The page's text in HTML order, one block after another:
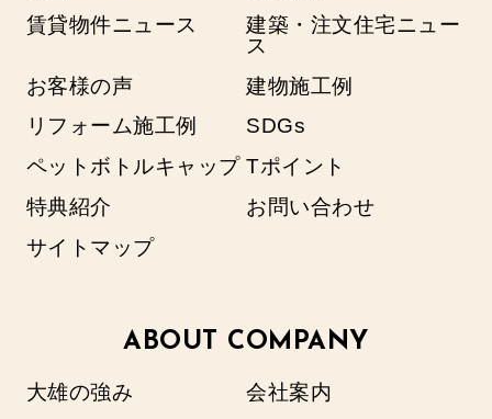
賃貸物件ニュース
建築・注文住宅ニュー
ス
お客様の声
建物施工例
リフォーム施工例
SDGs
ペットボトルキャップ Tポイント
特典紹介
お問い合わせ
サイトマップ
ABOUT COMPANY
大雄の強み
会社案内